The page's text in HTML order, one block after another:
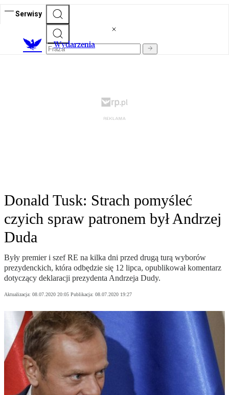
Serwisy
Wydarzenia
Donald Tusk: Strach pomyśleć
czyich spraw patronem był Andrzej
Duda
Były premier i szef RE na kilka dni przed drugą turą wyborów
prezydenckich, która odbędzie się 12 lipca, opublikował komentarz
dotyczący deklaracji prezydenta Andrzeja Dudy.
Aktualizacja: 08.07.2020 20:05 Publikacja: 08.07.2020 19:27